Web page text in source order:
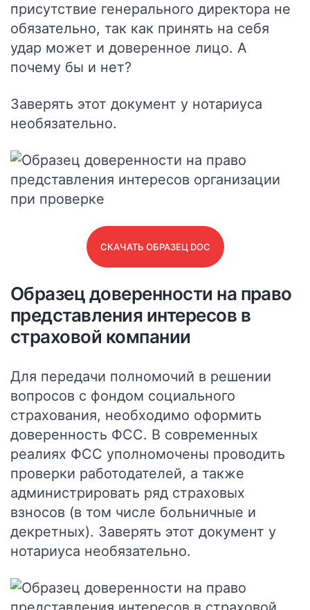
присутствие генерального директора не
обязательно, так как принять на себя
удар может и доверенное лицо. А
почему бы и нет?
Заверять этот документ у нотариуса
необязательно.
СКАЧАТЬ ОБРАЗЕЦ DOC
Образец доверенности на право
представления интересов в
страховой компании
Для передачи полномочий в решении
вопросов с фондом социального
страхования, необходимо оформить
доверенность ФСС. В современных
реалиях ФСС уполномочены проводить
проверки работодателей, а также
администрировать ряд страховых
взносов (в том числе больничные и
декретных). Заверять этот документ у
нотариуса необязательно.